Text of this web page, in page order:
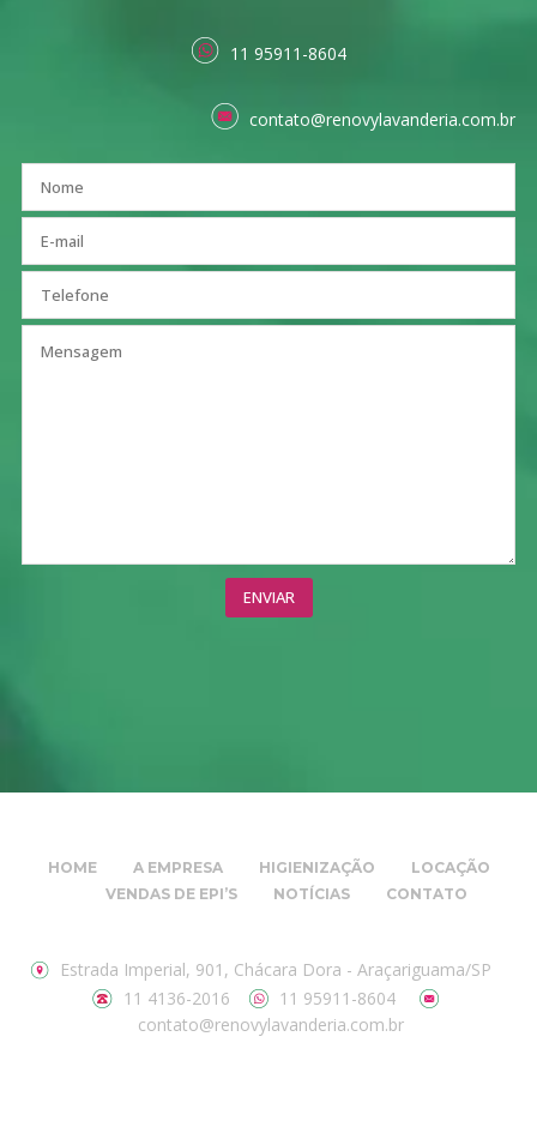
11 95911-8604
contato@renovylavanderia.com.br
HOME A EMPRESA HIGIENIZAÇÃO
LOCAÇÃO
VENDAS DE EPI’S
NOTÍCIAS CONTATO
Estrada Imperial, 901, Chácara Dora - Araçariguama/SP
11 4136-2016
11 95911-8604
contato@renovylavanderia.com.br